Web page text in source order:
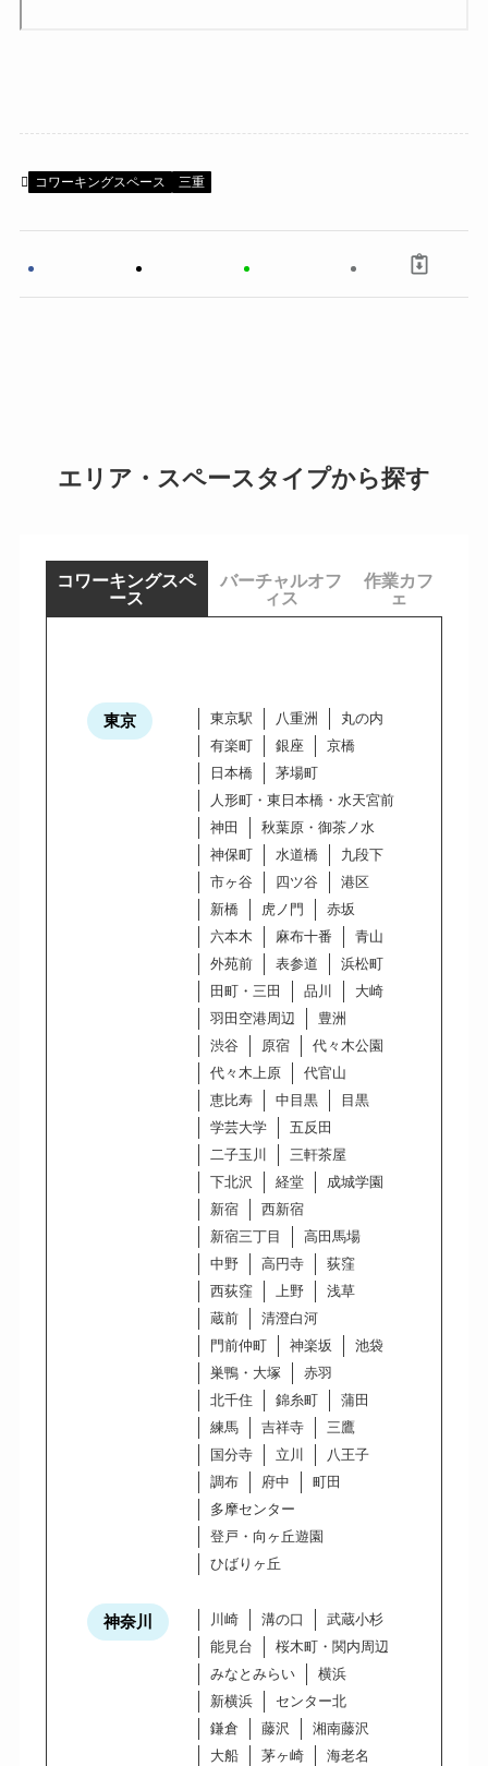
コワーキングスペース 三重
エリア・スペースタイプから探す
コワーキングスペ
ース
バーチャルオフ
ィス
作業カフ
ェ
東京 東京駅 八重洲
丸の内
有楽町
銀座
京橋
日本橋
茅場町
人形町・東日本橋・水天宮前
神田
秋葉原・御茶ノ水
神保町
水道橋
九段下
市ヶ谷
四ツ谷
港区
新橋
虎ノ門
赤坂
六本木
麻布十番
青山
外苑前
表参道
浜松町
田町・三田
品川
大崎
羽田空港周辺
豊洲
渋谷
原宿
代々木公園
代々木上原
代官山
恵比寿
中目黒
目黒
学芸大学
五反田
二子玉川
三軒茶屋
下北沢
経堂
成城学園
新宿
西新宿
新宿三丁目
高田馬場
中野
高円寺
荻窪
西荻窪
上野
浅草
蔵前
清澄白河
門前仲町
神楽坂
池袋
巣鴨・大塚
赤羽
北千住
錦糸町
蒲田
練馬
吉祥寺
三鷹
国分寺
立川
八王子
調布
府中
町田
多摩センター
登戸・向ヶ丘遊園
ひばりヶ丘
神奈川 川崎 溝の口
武蔵小杉
能見台
桜木町・関内周辺
みなとみらい
横浜
新横浜
センター北
鎌倉
藤沢
湘南藤沢
大船
茅ヶ崎
海老名